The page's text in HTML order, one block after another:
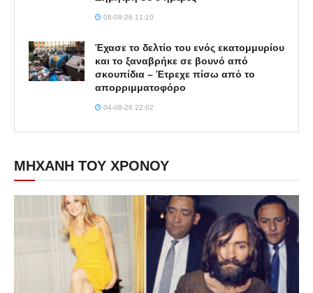
08-08-26 11:10
Έχασε το δελτίο του ενός εκατομμυρίου
και το ξαναβρήκε σε βουνό από
σκουπίδια – Έτρεχε πίσω από το
απορριμματοφόρο
04-08-26 22:02
ΜΗΧΑΝΗ ΤΟΥ ΧΡΟΝΟΥ